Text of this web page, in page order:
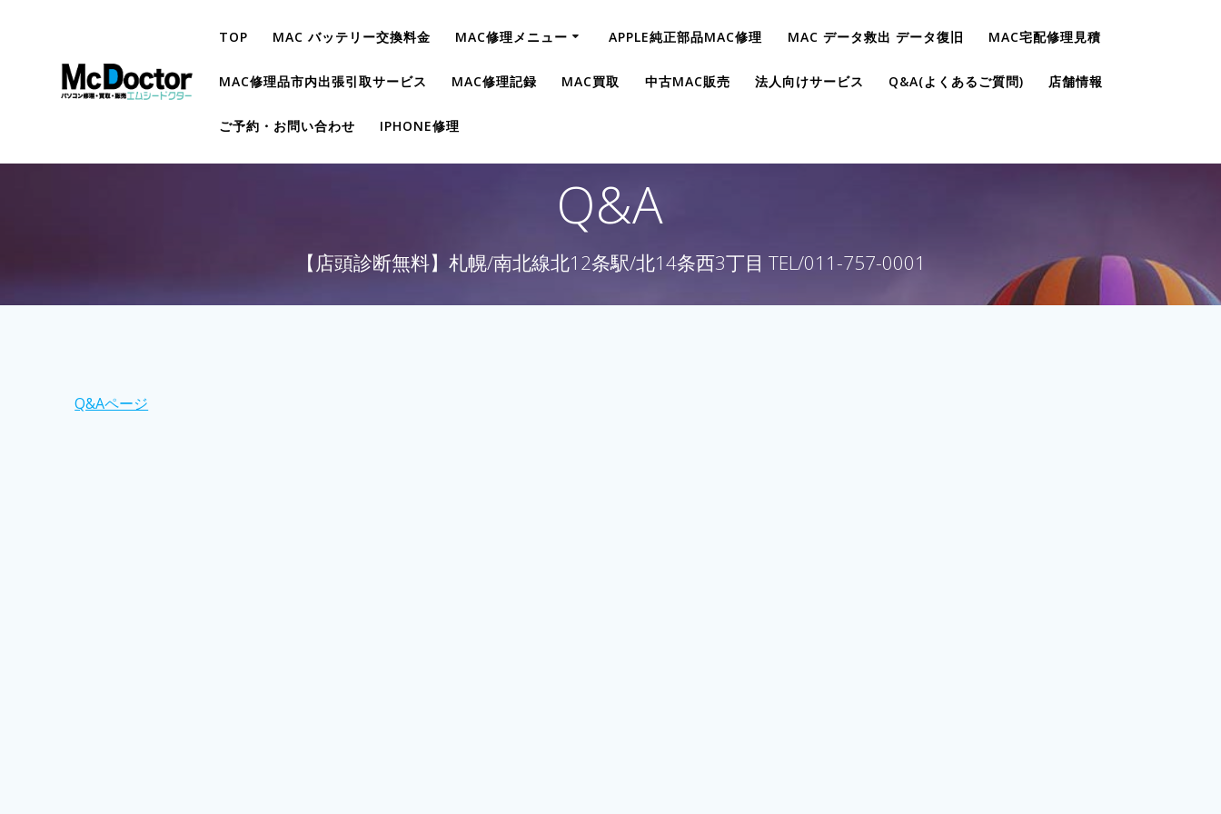
TOP MAC バッテリー交換料金 MAC修理メニュー APPLE純正部品MAC修理 MAC データ救出 データ復旧 MAC宅配修理見積
MAC修理品市内出張引取サービス MAC修理記録 MAC買取 中古MAC販売 法人向けサービス Q&A(よくあるご質問) 店舗情報
ご予約・お問い合わせ IPHONE修理
Q&A
【店頭診断無料】札幌/南北線北12条駅/北14条西3丁目 TEL/011-757-0001
Q&Aページ